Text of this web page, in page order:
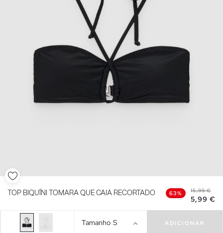
TOP BIQUÍNI TOMARA QUE CAIA RECORTADO 63% 15,99 €
5,99 €
Tamanho S ADICIONAR